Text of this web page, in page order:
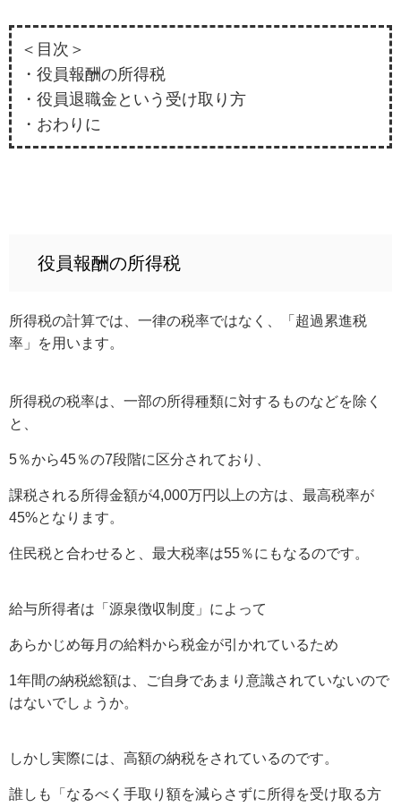
＜目次＞
・役員報酬の所得税
・役員退職金という受け取り方
・おわりに
役員報酬の所得税
所得税の計算では、一律の税率ではなく、「超過累進税
率」を用います。
所得税の税率は、一部の所得種類に対するものなどを除く
と、
5％から45％の7段階に区分されており、
課税される所得金額が4,000万円以上の方は、最高税率が
45%となります。
住民税と合わせると、最大税率は55％にもなるのです。
給与所得者は「源泉徴収制度」によって
あらかじめ毎月の給料から税金が引かれているため
1年間の納税総額は、ご自身であまり意識されていないので
はないでしょうか。
しかし実際には、高額の納税をされているのです。
誰しも「なるべく手取り額を減らさずに所得を受け取る方